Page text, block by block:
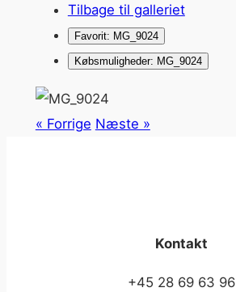
Tilbage til galleriet
Favorit: MG_9024
Købsmuligheder: MG_9024
« Forrige Næste »
Kontakt
+45 28 69 63 96